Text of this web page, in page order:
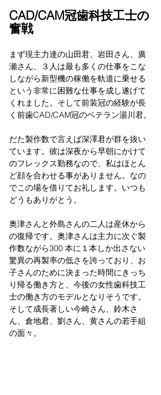
CAD/CAM冠歯科技工士の
奮戦
まず現主力達の山田君、岩田さん、廣
瀬さん、３人は最も多くの仕事をこな
しながら新型機の稼働を軌道に乗せる
という非常に困難な仕事を成し遂げて
くれました。そして前装冠の経験が長
く前歯CAD/CAM冠のベテラン湯川君。
だた製作数で言えば深澤君が群を抜い
ています。彼は深夜から早朝にかけて
のフレックス勤務なので、私はほとん
ど顔を合わせる事がありません。なの
でこの場を借りてお礼します。いつも
どうもありがとう。
奥津さんと外島さんの二人は産休から
の復帰です。奥津さんは主力に次ぐ製
作数ながら300 本に１本しか出さない
驚異の再製率の低さを誇っており、お
子さんのために決まった時間にきっち
り帰る働き方と、今後の女性歯科技工
士の働き方のモデルとなりそうです。
そして成長著しい今崎さん、鈴木さ
ん、倉地君、劉さん、黄さんの若手組
の面々。